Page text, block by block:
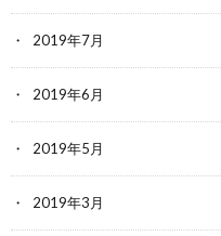
2019年7月
2019年6月
2019年5月
2019年3月